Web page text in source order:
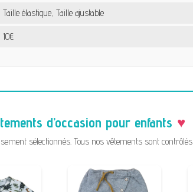
Taille élastique, Taille ajustable
10€
d’occasion pour enfants
sélectionnés. Tous nos vêtements sont